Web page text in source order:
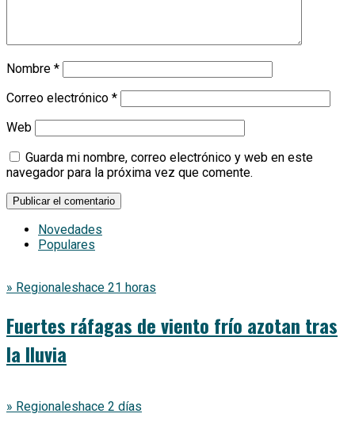
Nombre *
Correo electrónico *
Web
Guarda mi nombre, correo electrónico y web en este
navegador para la próxima vez que comente.
Novedades
Populares
» Regionaleshace 21 horas
Fuertes ráfagas de viento frío azotan tras
la lluvia
» Regionaleshace 2 días